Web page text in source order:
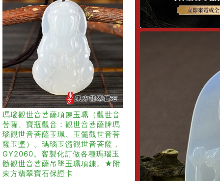
瑪瑙觀世音菩薩項鍊玉珮（觀世音
菩薩、寶瓶觀音：觀世音菩薩牌瑪
瑙觀世音菩薩玉珮、玉髓觀世音菩
薩玉墜）。瑪瑙玉髓觀世音菩薩，
GY2060。客製化訂做各種瑪瑙玉
髓觀世音菩薩吊墜玉珮項鍊。★附
東方翡翠寶石保證卡